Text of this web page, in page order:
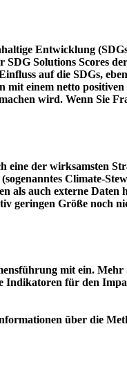
Entwicklung
Solutions Scores
auf die SDGs,
einem netto
wird. Wenn Sie
eine der wirksamsten
Climate-
als auch externe Daten
geringen Größe noch
mit ein. Mehr
Indikatoren für den
über die